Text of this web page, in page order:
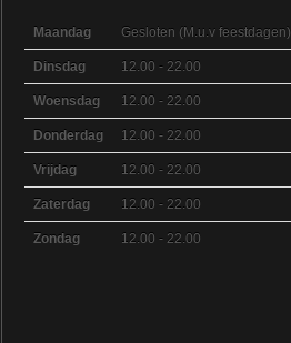
Maandag Gesloten (M.u.v feestdagen)
Dinsdag 12.00 - 22.00
Woensdag 12.00 - 22.00
Donderdag 12.00 - 22.00
Vrijdag 12.00 - 22.00
Zaterdag 12.00 - 22.00
Zondag 12.00 - 22.00